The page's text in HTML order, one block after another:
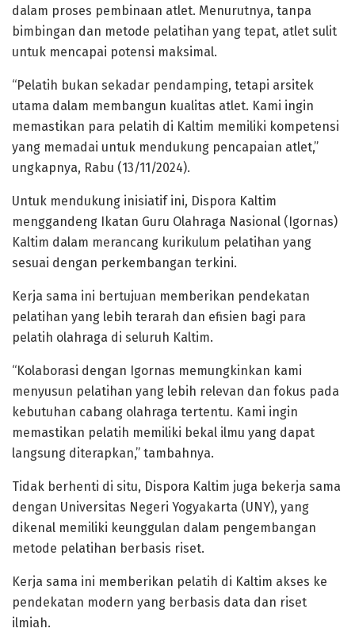
dalam proses pembinaan atlet. Menurutnya, tanpa
bimbingan dan metode pelatihan yang tepat, atlet sulit
untuk mencapai potensi maksimal.
“Pelatih bukan sekadar pendamping, tetapi arsitek
utama dalam membangun kualitas atlet. Kami ingin
memastikan para pelatih di Kaltim memiliki kompetensi
yang memadai untuk mendukung pencapaian atlet,”
ungkapnya, Rabu (13/11/2024).
Untuk mendukung inisiatif ini, Dispora Kaltim
menggandeng Ikatan Guru Olahraga Nasional (Igornas)
Kaltim dalam merancang kurikulum pelatihan yang
sesuai dengan perkembangan terkini.
Kerja sama ini bertujuan memberikan pendekatan
pelatihan yang lebih terarah dan efisien bagi para
pelatih olahraga di seluruh Kaltim.
“Kolaborasi dengan Igornas memungkinkan kami
menyusun pelatihan yang lebih relevan dan fokus pada
kebutuhan cabang olahraga tertentu. Kami ingin
memastikan pelatih memiliki bekal ilmu yang dapat
langsung diterapkan,” tambahnya.
Tidak berhenti di situ, Dispora Kaltim juga bekerja sama
dengan Universitas Negeri Yogyakarta (UNY), yang
dikenal memiliki keunggulan dalam pengembangan
metode pelatihan berbasis riset.
Kerja sama ini memberikan pelatih di Kaltim akses ke
pendekatan modern yang berbasis data dan riset
ilmiah.